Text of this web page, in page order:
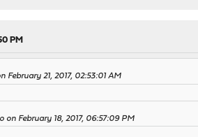
PM
February 21, 2017, 02:53:01 AM
on February 18, 2017, 06:57:09 PM